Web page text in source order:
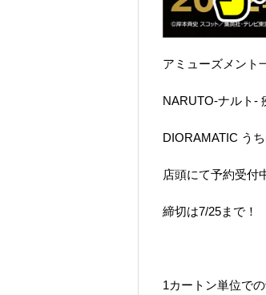
アミューズメント
NARUTO-ナルト-
DIORAMATIC う
店頭にて予約受付
締切は7/25まで！
1カートン単位で